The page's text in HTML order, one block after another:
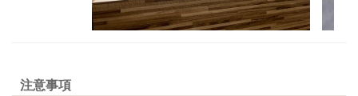
注意事項